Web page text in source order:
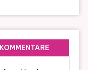
KOMMENTARE